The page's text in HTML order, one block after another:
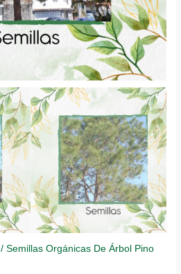
/ Semillas Orgánicas De Árbol Pino